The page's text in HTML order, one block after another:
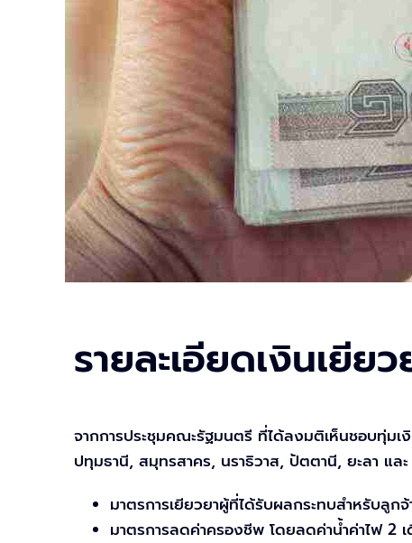
รายละเอียดเงินเยี
จากการประชุมคณะรัฐมนตรี ที่ได้ลงมติเห็นชอบทุ่มเ
ปทุมธานี, สมุทรสาคร, นราธิวาส, ปัตตานี, ยะลา แ
มาตรการเยียวยาผู้ที่ได้รับผลกระทบสำหรับลู
มาตรการลดค่าครองชีพ โดยลดค่าน้ำค่าไฟ 2